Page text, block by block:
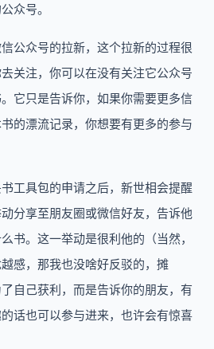
众号。
公众号的拉新，这个拉新的过程很
关注，你可以在没有关注它公众号
它只是告诉你，如果你需要更多信
的漂流记录，你想要有更多的参与
工具包的申请之后，新世相会提醒
分享至朋友圈或微信好友，告诉他
书。这一举动是很利他的（当然，
感，那我也没啥好反驳的，摊
自己获利，而是告诉你的朋友，有
话也可以参与进来，也许会有惊喜